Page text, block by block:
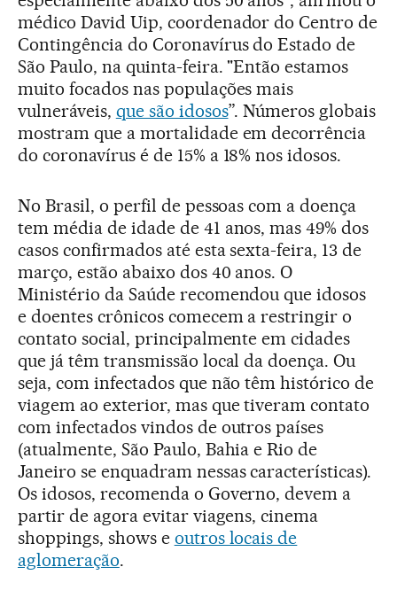
médico David Uip, coordenador do Centro de
Contingência do Coronavírus do Estado de
São Paulo, na quinta-feira. "Então estamos
muito focados nas populações mais
vulneráveis, que são idosos”. Números globais
mostram que a mortalidade em decorrência
do coronavírus é de 15% a 18% nos idosos.
No Brasil, o perfil de pessoas com a doença
tem média de idade de 41 anos, mas 49% dos
casos confirmados até esta sexta-feira, 13 de
março, estão abaixo dos 40 anos. O
Ministério da Saúde recomendou que idosos
e doentes crônicos comecem a restringir o
contato social, principalmente em cidades
que já têm transmissão local da doença. Ou
seja, com infectados que não têm histórico de
viagem ao exterior, mas que tiveram contato
com infectados vindos de outros países
(atualmente, São Paulo, Bahia e Rio de
Janeiro se enquadram nessas características).
Os idosos, recomenda o Governo, devem a
partir de agora evitar viagens, cinema
shoppings, shows e outros locais de
aglomeração.